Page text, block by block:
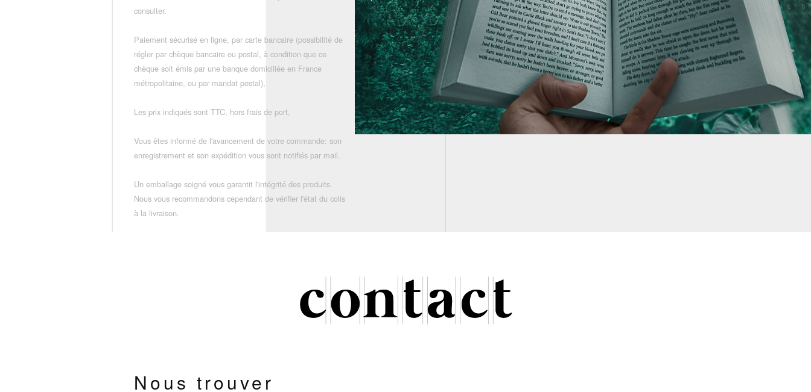
consulter.
Paiement sécurisé en ligne, par carte bancaire (possibilité de
régler par chèque bancaire ou postal, à condition que ce
chèque soit émis par une banque domiciliée en France
métropolitaine, ou par mandat postal),
Les prix indiqués sont TTC, hors frais de port,
Vous êtes informé de l'avancement de votre commande: son
enregistrement et son expédition vous sont notifiés par mail.
Un emballage soigné vous garantit l'intégrité des produits.
Nous vous recommandons cependant de vérifier l'état du colis
à la livraison.
Nous trouver